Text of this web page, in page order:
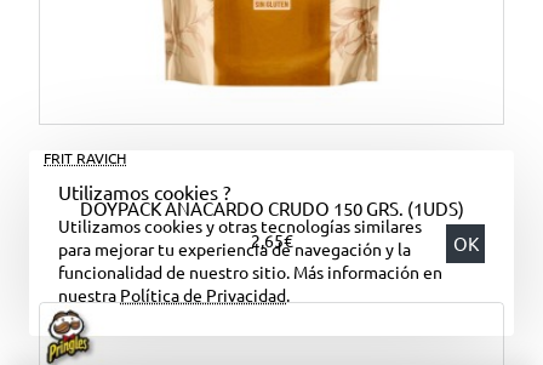
Utilizamos cookies ?
Utilizamos cookies y otras tecnologías similares
para mejorar tu experiencia de navegación y la
funcionalidad de nuestro sitio. Más información en
nuestra Política de Privacidad.
OK
FRIT RAVICH
DOYPACK ANACARDO CRUDO 150 GRS. (1UDS)
2,65€